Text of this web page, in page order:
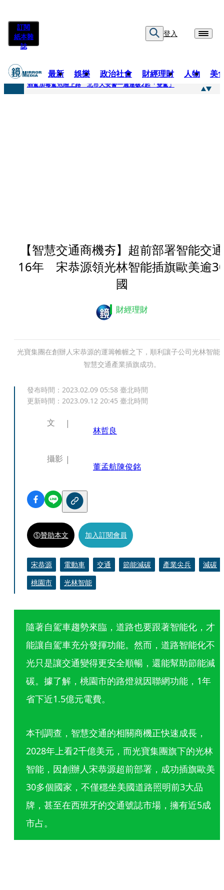
訂閱
紙本雜
誌
登入
最新 娛樂 政治社會 財經理財 人物 美
快訊
酒駕加毒駕危險上路 北市大安警一週連破2起「雙駕」
【智慧交通商機夯】超前部署智能交通
16年 宋恭源領光林智能插旗歐美逾
國
財經理財
光寶集團在創辦人宋恭源的運籌帷幄之下，順利讓子公司光林智能
智慧交通產業插旗成功。
發布時間： 2023.02.09 05:58 臺北時間
更新時間： 2023.09.12 20:45 臺北時間
文
林哲良
攝影
董孟航陳俊銘
贊助本文 加入訂閱會員
宋恭源 電動車 交通 節能減碳 產業尖兵
減碳
桃園市
光林智能
隨著自駕車趨勢來臨，道路也要跟著智能化，才
能讓自駕車充分發揮功能。然而，道路智能化不
光只是讓交通變得更安全順暢，還能幫助節能減
碳。據了解，桃園市的路燈就因聯網功能，1年
省下近1.5億元電費。
本刊調查，智慧交通的相關商機正快速成長，
2028年上看2千億美元，而光寶集團旗下的光林
智能，因創辦人宋恭源超前部署，成功插旗歐美
30多個國家，不僅穩坐美國道路照明前3大品
牌，甚至在西班牙的交通號誌市場，擁有近5成
市占。